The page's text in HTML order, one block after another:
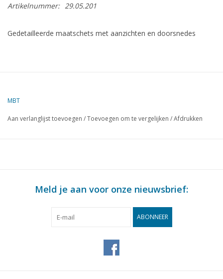
Artikelnummer: 29.05.201
Gedetailleerde maatschets met aanzichten en doorsnedes
MBT
Aan verlanglijst toevoegen /Toevoegen om te vergelijken /Afdrukken
Meld je aan voor onze nieuwsbrief:
ABONNEER